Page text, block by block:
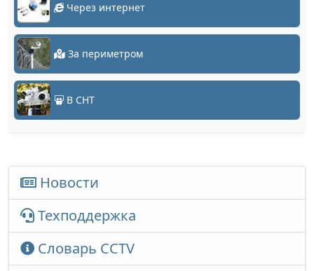
Через интернет
За периметром
В СНТ
Новости
Техподдержка
Словарь CCTV